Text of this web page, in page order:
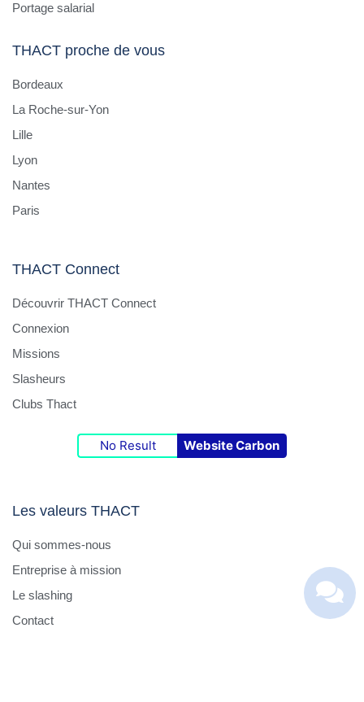
Portage salarial
THACT proche de vous
Bordeaux
La Roche-sur-Yon
Lille
Lyon
Nantes
Paris
THACT Connect
Découvrir THACT Connect
Connexion
Missions
Slasheurs
Clubs Thact
No Result Website Carbon
Les valeurs THACT
Qui sommes-nous
Entreprise à mission
Le slashing
Contact